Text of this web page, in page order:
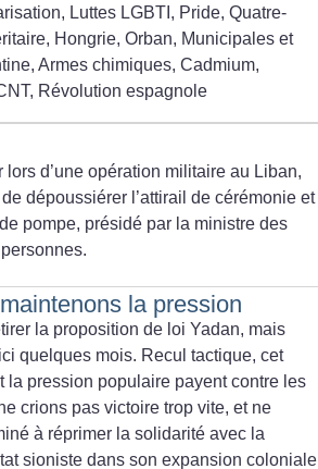
Luttes LGBTI, Pride, Quatre-
Hongrie, Orban, Municipales et
Armes chimiques, Cadmium,
Révolution espagnole
lors d’une opération militaire au Liban,
dépoussiérer l’attirail de cérémonie et
pompe, présidé par la ministre des
la pression
la proposition de loi Yadan, mais
quelques mois. Recul tactique, cet
la pression populaire payent contre les
crions pas victoire trop vite, et ne
à réprimer la solidarité avec la
sioniste dans son expansion coloniale